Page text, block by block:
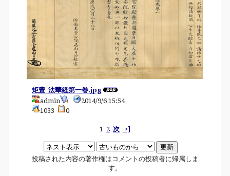
矩豊_法華経第一巻.jpg
admin
2014/9/6 15:54
1033
0
1 2 次 >]
投稿された内容の著作権はコメントの投稿者に帰属しま
す。